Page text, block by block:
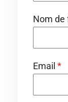
Nom de
Email *